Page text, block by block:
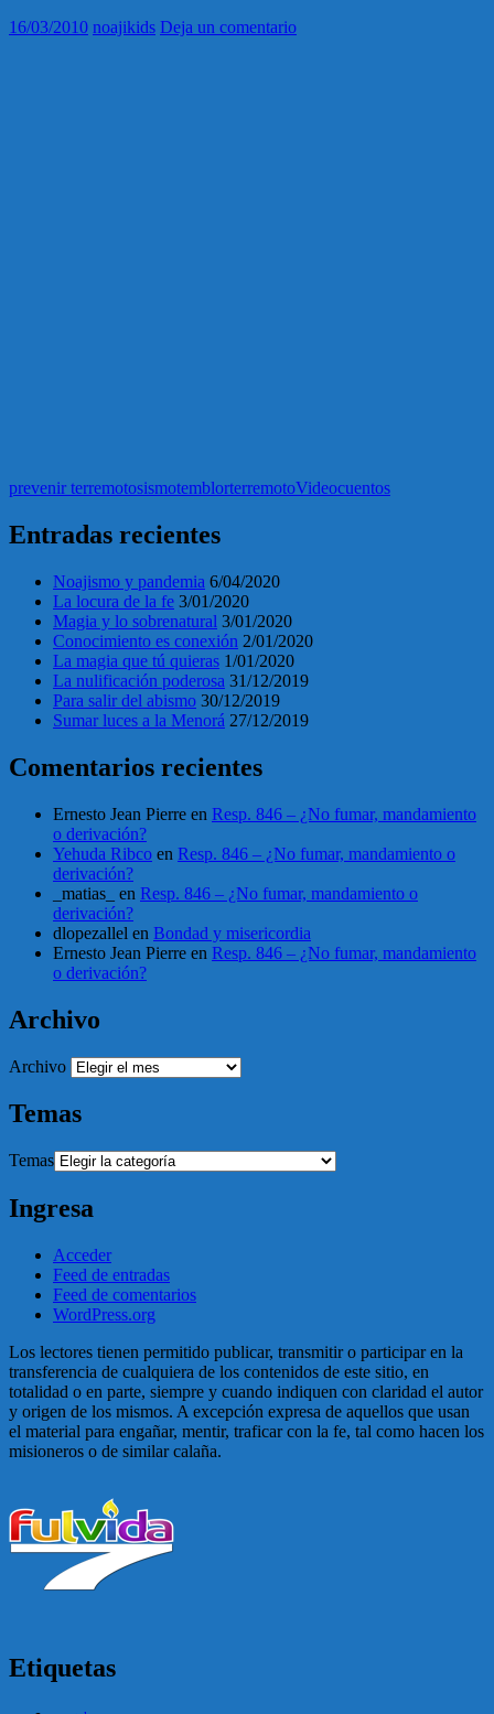
16/03/2010 noajikids Deja un comentario
prevenir terremotosismotemblorterremotoVideocuentos
Entradas recientes
Noajismo y pandemia 6/04/2020
La locura de la fe 3/01/2020
Magia y lo sobrenatural 3/01/2020
Conocimiento es conexión 2/01/2020
La magia que tú quieras 1/01/2020
La nulificación poderosa 31/12/2019
Para salir del abismo 30/12/2019
Sumar luces a la Menorá 27/12/2019
Comentarios recientes
Ernesto Jean Pierre en Resp. 846 – ¿No fumar, mandamiento
o derivación?
Yehuda Ribco en Resp. 846 – ¿No fumar, mandamiento o
derivación?
_matias_
en Resp. 846 – ¿No fumar, mandamiento o
derivación?
dlopezallel en Bondad y misericordia
Ernesto Jean Pierre en Resp. 846 – ¿No fumar, mandamiento
o derivación?
Archivo
Archivo
Temas
Temas
Ingresa
Acceder
Feed de entradas
Feed de comentarios
WordPress.org
Los lectores tienen permitido publicar, transmitir o participar en la
transferencia de cualquiera de los contenidos de este sitio, en
totalidad o en parte, siempre y cuando indiquen con claridad el autor
y origen de los mismos. A excepción expresa de aquellos que usan
el material para engañar, mentir, traficar con la fe, tal como hacen los
misioneros o de similar calaña.
Etiquetas